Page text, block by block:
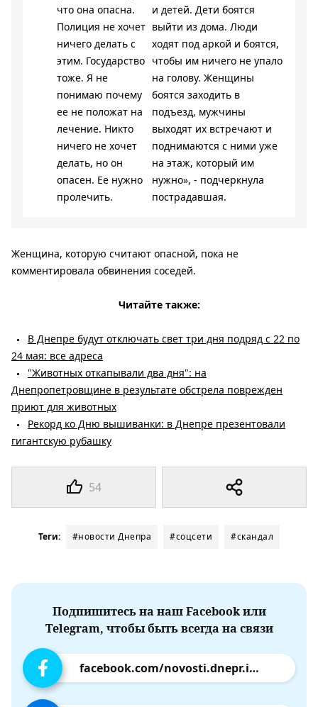
54
что она опасна.
Полиция не хочет
ничего делать с
этим. Государство
тоже. Я не
понимаю почему
ее не положат на
лечение. Никто
ничего не хочет
делать, но он
опасен. Ее нужно
пролечить.
и детей. Дети боятся
выйти из дома. Люди
ходят под аркой и боятся,
чтобы им ничего не упало
на голову. Женщины
боятся заходить в
подъезд, мужчины
выходят их встречают и
поднимаются с ними уже
на этаж, который им
нужно», - подчеркнула
пострадавшая.
Женщина, которую считают опасной, пока не
комментировала обвинения соседей.
Читайте также:
В Днепре будут отключать свет три дня подряд с 22 по
24 мая: все адреса
"Животных откапывали два дня": на
Днепропетровщине в результате обстрела поврежден
приют для животных
Рекорд ко Дню вышиванки: в Днепре презентовали
гигантскую рубашку
Теги: #новости Днепра #соцсети #скандал
Подпишитесь на наш Facebook или
Telegram, чтобы быть всегда на связи
facebook.com/novosti.dnepr.info